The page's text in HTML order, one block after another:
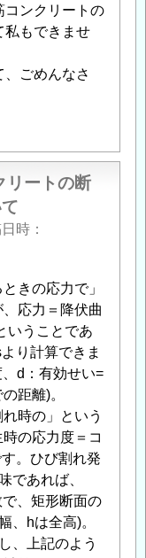
コンクリートの
私もできませ
ごめんなさ
リートの断
時
きの応力で」
応力＝降伏曲
いうことであ
り計算できま
d：有効せい=
距離)。
時の」という
の応力度＝コ
。ひび割れ発
であれば、
、矩形断面の
、hは全高)。
、上記のよう